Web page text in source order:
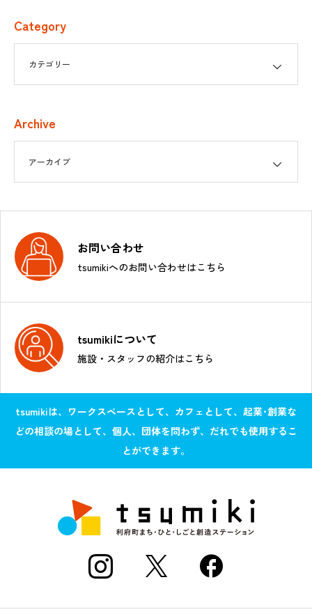
Category
Archive
お問い合わせ
tsumikiへのお問い合わせはこちら
tsumikiについて
施設・スタッフの紹介はこちら
tsumikiは、ワークスペースとして、カフェとして、起業･創業な
どの相談の場として、個人、団体を問わず、だれでも使用するこ
とができます。